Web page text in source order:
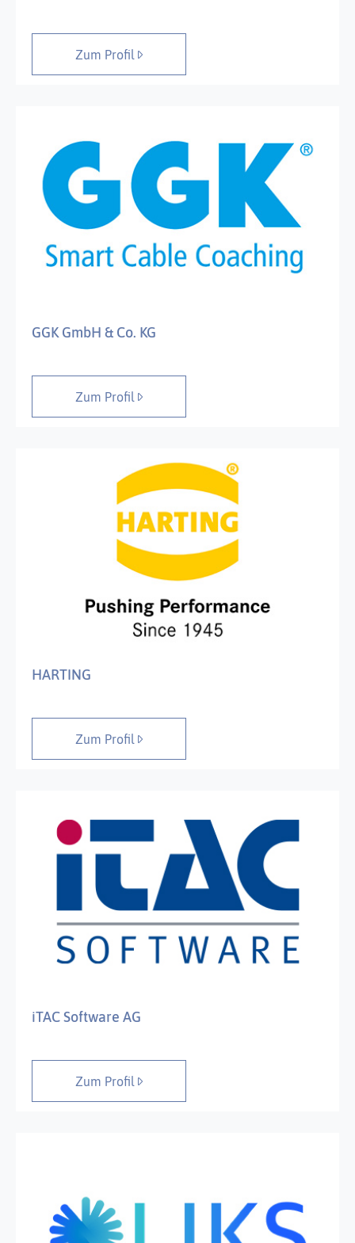
Zum Profil
GGK GmbH & Co. KG
Zum Profil
HARTING
Zum Profil
iTAC Software AG
Zum Profil